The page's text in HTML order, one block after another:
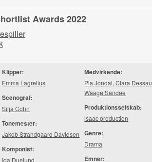
Awards 2022
Klipper:
Emma Lagrelius
Scenograf:
Silja Cohn
Tonemester:
Jakob Strandgaard Davidsen
Komponist:
Ida Duelund
Medvirkende:
Pia Jondal,Clara Dessau
Waage Sandøe
Produktionsselskab:
isaac production
Genre:
Drama
Emner: